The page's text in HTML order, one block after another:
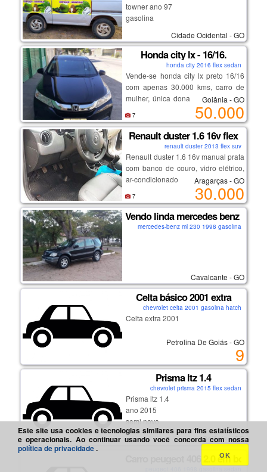
towner ano 97
gasolina
Cidade Ocidental - GO
Honda city lx - 16/16.
honda city 2016 flex sedan
Vende-se honda city lx preto 16/16
com apenas 30.000 kms, carro de
mulher, única dona, tirado 0 km na
tecar honda, com manual, câmbio
automático, ar condicionado, chave
reserva, completo, carro impecável,
com todas as revisões feitas na
concessionárias, nunca batido
(apenas pequenos detalhes de uso
na lataria), preço abaixo da tabela
fipe, carro muito novo e conservado
- valor: r$ 50.000 (valor negociável).
(62) 98249-1582 (whatsapp)
Goiânia - GO
50.000
7
Renault duster 1.6 16v flex
renault duster 2013 flex suv
Renault duster 1.6 16v manual prata
com banco de couro, vidro elétrico,
ar-condicionado e direção
hidráulica, documentos em dia e
sem sinistro. carro em perfeitas
condições.
Aragarças - GO
30.000
7
Vendo linda mercedes benz ml
mercedes-benz ml 230 1998 gasolina
Cavalcante - GO
Celta básico 2001 extra
chevrolet celta 2001 gasolina hatch
Celta extra 2001
Petrolina De Goiás - GO
9
Prisma ltz 1.4
chevrolet prisma 2015 flex sedan
Prisma ltz 1.4
ano 2015
semi novo
completo conforto e segurança
semi leilão sem sinistro
interessados telefone 62 9 8123-
Goiânia - GO
Carro peugeot 406 2.0 em bom
peugeot 406 1998 gasolina sedan
Este site usa cookies e tecnologias similares para fins estatísticos
e operacionais. Ao continuar usando você concorda com nossa
política de privacidade.
OK